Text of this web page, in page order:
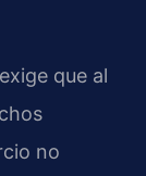
que al
no